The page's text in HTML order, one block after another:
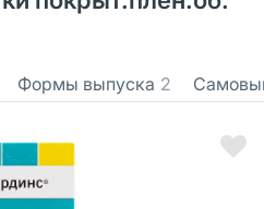
Формы выпуска 2